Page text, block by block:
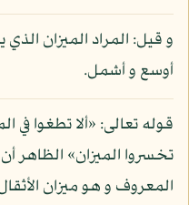
و قيل: المراد الميزان الذي
أوسع و أشمل.
قوله تعالى: «ألا تطغوا في
تخسروا الميزان» الظاهر أن
المعروف و هو ميزان